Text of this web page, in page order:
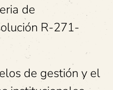
de
R-271-
de gestión y el